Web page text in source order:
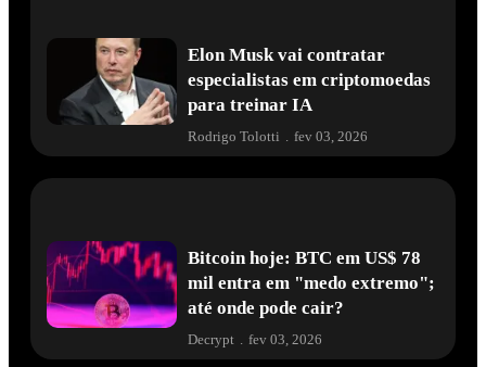
Elon Musk vai contratar
especialistas em criptomoedas
para treinar IA
Rodrigo Tolotti fev 03, 2026
Bitcoin hoje: BTC em US$ 78
mil entra em "medo extremo";
até onde pode cair?
Decrypt . fev 03, 2026